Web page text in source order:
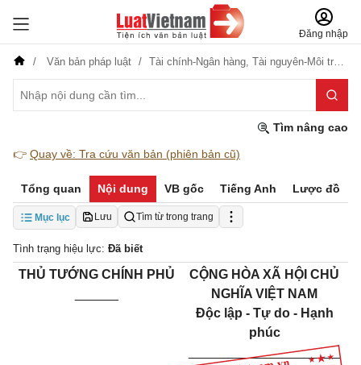
Đăng nhập
Văn bản pháp luật Tài chính-Ngân hàng, Tài nguyên-Môi trường,
Tìm nâng cao
👉 Quay về: Tra cứu văn bản (phiên bản cũ)
Tổng quan Nội dung VB gốc Tiếng Anh Lược đồ
Mục lục Lưu Tìm từ trong trang
Tình trạng hiệu lực: Đã biết
THỦ TƯỚNG CHÍNH PHỦ
CỘNG HÒA XÃ HỘI CHỦ
NGHĨA VIỆT NAM
Độc lập - Tự do - Hạnh
phúc
_____________________